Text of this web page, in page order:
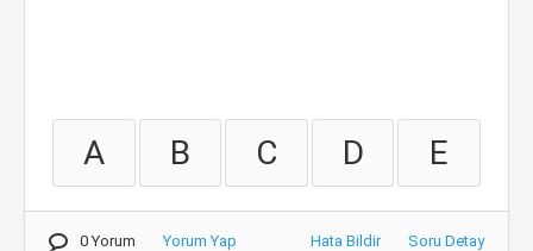
A B C D E
0 Yorum Yorum Yap Hata Bildir Soru Detay